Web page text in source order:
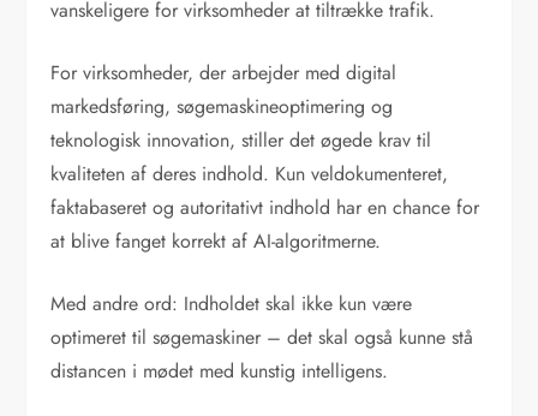
vanskeligere for virksomheder at tiltrække trafik.
For virksomheder, der arbejder med digital
markedsføring, søgemaskineoptimering og
teknologisk innovation, stiller det øgede krav til
kvaliteten af deres indhold. Kun veldokumenteret,
faktabaseret og autoritativt indhold har en chance for
at blive fanget korrekt af AI-algoritmerne.
Med andre ord: Indholdet skal ikke kun være
optimeret til søgemaskiner – det skal også kunne stå
distancen i mødet med kunstig intelligens.